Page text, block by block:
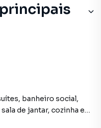
banheiro social,
de jantar, cozinha e